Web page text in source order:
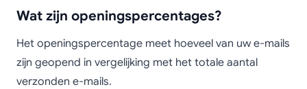
Wat zijn openingspercentages?
Het openingspercentage meet hoeveel van uw e-mails
zijn geopend in vergelijking met het totale aantal
verzonden e-mails.